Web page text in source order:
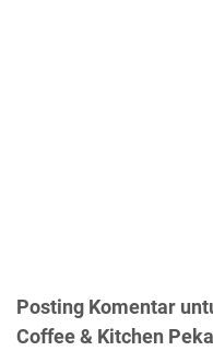
Posting Komentar
Coffee & Kitchen